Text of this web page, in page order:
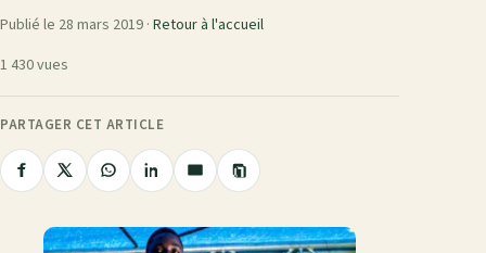
Publié le 28 mars 2019 · Retour à l'accueil
1 430 vues
PARTAGER CET ARTICLE
Partager
Facebook
Partager
X
Partager
WhatsApp
Partager
LinkedIn
Partager
e-
Copier
le